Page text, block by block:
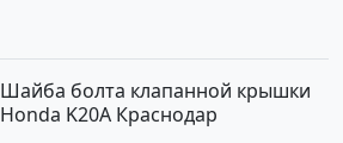
Шайба болта клапанной крышки
Honda K20A Краснодар